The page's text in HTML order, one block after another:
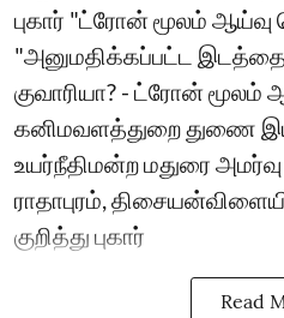
புகார் "ட்ரோன் மூலம் ஆய்வு
"அனுமதிக்கப்பட்ட இடத்தை
குவாரியா? - ட்ரோன் மூலம்
கனிமவளத்துறை துணை
உயர்நீதிமன்ற மதுரை
ராதாபுரம்,
குறித்து புகார்
Read